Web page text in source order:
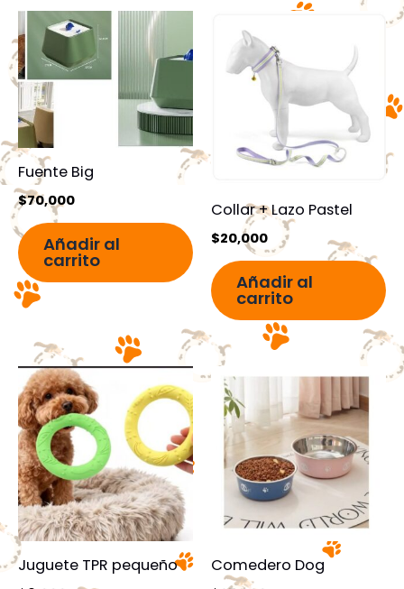
Fuente Big
$70,000
Añadir al
carrito
Collar + Lazo Pastel
$20,000
Añadir al
carrito
Juguete TPR pequeño Comedero Dog